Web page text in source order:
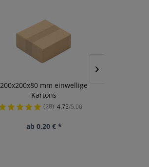
200x200x80 mm einwellige
Kartons
(28)¹ 4.75/5.00
ab 0,20 € *